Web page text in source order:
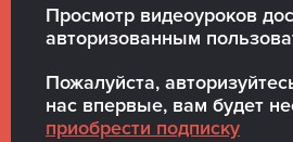
Просмотр видеоуроков
авторизованным
Пожалуйста,
нас впервые, вам будет
приобрести подписку